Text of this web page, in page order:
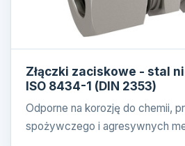
Złączki zaciskowe - stal
ISO 8434-1 (DIN 2353)
Odporne na korozję do chemii,
spożywczego i agresywnych